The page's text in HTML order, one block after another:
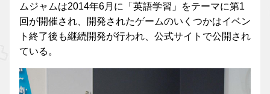
ムジャムは2014年6月に「英語学習」をテーマに第1
回が開催され、開発されたゲームのいくつかはイベン
ト終了後も継続開発が行われ、公式サイトで公開され
ている。